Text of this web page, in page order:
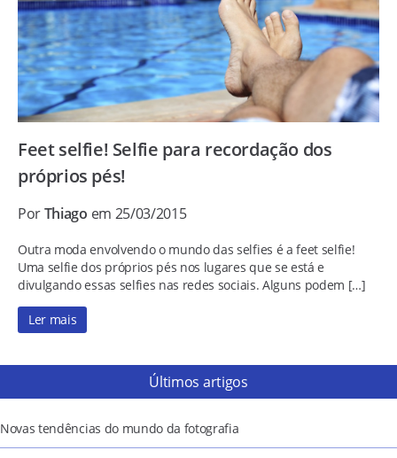
Feet selfie! Selfie para recordação dos
próprios pés!
PorThiago em 25/03/2015
Outra moda envolvendo o mundo das selfies é a feet selfie!
Uma selfie dos próprios pés nos lugares que se está e
divulgando essas selfies nas redes sociais. Alguns podem […]
Ler mais
Últimos artigos
Novas tendências do mundo da fotografia